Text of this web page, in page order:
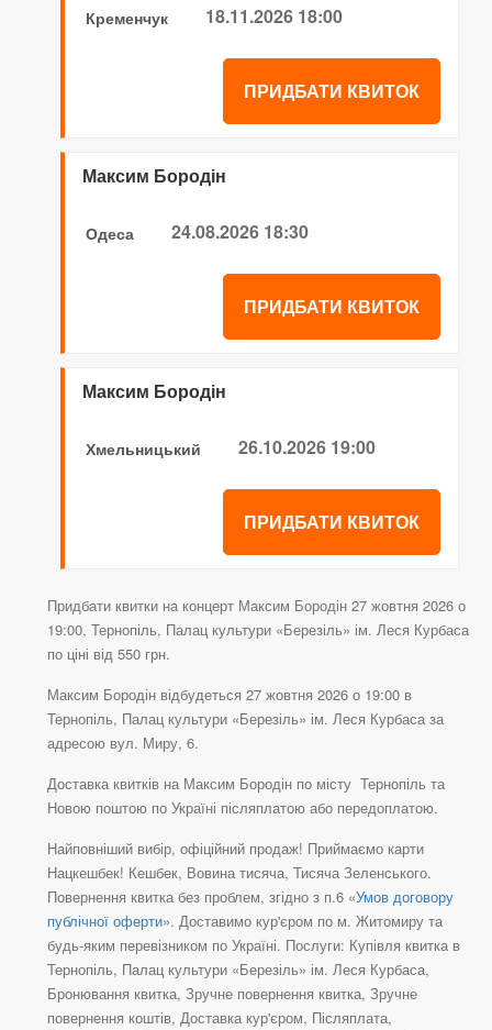
Кременчук 18.11.2026 18:00
ПРИДБАТИ КВИТОК
Максим Бородін
Одеса 24.08.2026 18:30
ПРИДБАТИ КВИТОК
Максим Бородін
Хмельницький 26.10.2026 19:00
ПРИДБАТИ КВИТОК
Придбати квитки на концерт Максим Бородін 27 жовтня 2026 о
19:00, Тернопіль, Палац культури «Березіль» ім. Леся Курбаса
по ціні від 550 грн.
Максим Бородін відбудеться 27 жовтня 2026 о 19:00 в
Тернопіль, Палац культури «Березіль» ім. Леся Курбаса за
адресою вул. Миру, 6.
Доставка квитків на Максим Бородін по місту Тернопіль та
Новою поштою по Україні післяплатою або передоплатою.
Найповніший вибір, офіційний продаж! Приймаємо карти
Нацкешбек! Кешбек, Вовина тисяча, Тисяча Зеленського.
Повернення квитка без проблем, згідно з п.6 «Умов договору
публічної оферти». Доставимо кур'єром по м. Житомиру та
будь-яким перевізником по Україні. Послуги: Купівля квитка в
Тернопіль, Палац культури «Березіль» ім. Леся Курбаса,
Бронювання квитка, Зручне повернення квитка, Зручне
повернення коштів, Доставка кур'єром, Післяплата,